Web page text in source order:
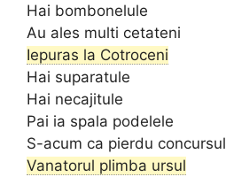
Hai bombonelule
Au ales multi cetateni
Iepuras la Cotroceni
Hai suparatule
Hai necajitule
Pai ia spala podelele
S-acum ca pierdu concursul
Vanatorul plimba ursul